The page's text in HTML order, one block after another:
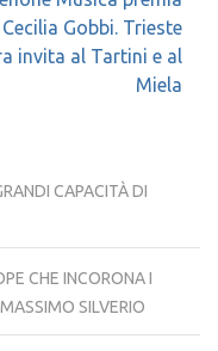
Cecilia Gobbi. Trieste
invita al Tartini e al
Miela
CAPACITÀ DI
CHE INCORONA I
SILVERIO